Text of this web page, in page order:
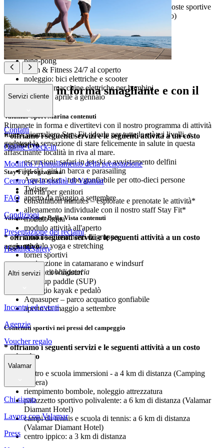
Valamar Sport Park – zona con molteplici proposte sportive
minigolf Terra Magica Adventure (a pagamento)
campi sportivi polifunzionali
basket, calcio e pallamano
beach volley
area giochi per bambini
ping-pong
Gym & Fitness 24/7 al coperto
noleggio: bici elettriche e scooter
noleggio macchine elettriche per bambini
aperto da aprile a gennaio
Valamar Sport Marina contenuti
* offriamo i seguenti servizi e le seguenti attività a un costo
aggiuntivo
escursioni: safari in jet-ski e avvistamento delfini
jet-ski, giri in barca e parasailing
Aquarocket - tubo gonfiabile per otto-dieci persone
Twister
aperto da maggio a settembre
Valamar Sport Bella Vista contenuti
* offriamo i seguenti servizi e le seguenti attività a un costo
aggiuntivo
navigazione in catamarano e windsurf
lezioni di windsurf
stand-up paddle (SUP)
noleggio kayak e pedalò
Aquasuper – parco acquatico gonfiabile
aperto da maggio a settembre
Contenuti sportivi nei pressi del campeggio
* offriamo i seguenti servizi e le seguenti attività a un costo
aggiuntivo
centro e scuola immersioni - a 4 km di distanza (Camping
Orsera)
riempimento bombole, noleggio attrezzatura
palazzetto sportivo polivalente: a 6 km di distanza (Valamar
Diamant Hotel)
campi da tennis e scuola di tennis: a 6 km di distanza
(Valamar Diamant Hotel)
centro ippico: a 3 km di distanza
Rimanete in forma smagliante e con il
Rimanete in forma e divertitevi con il nostro programma di attività
fitness giornaliero Stay Fit, ideale per tutte le età e i livelli, e
godetevi la sensazione di stare felicemente in salute in questa
affascinante località in riva al mare.
Stay Fit programma
attività per genitori
consultation minutes – esplorate e prenotate le attività*
allenamento individuale con il nostro staff Stay Fit*
modulo aqua
modulo attività all'aperto
modulo allenamenti di gruppo
modulo yoga e stretching
tornei sportivi
*prenotazione obbligatoria
Servizi cliente
Contatti
Online Check-in
Modifica / Annullamento della prenotazione
Centro per la qualità di Valamar
FAQ
Condizioni
Presentazione dei reclami
Health&Safety
Altri servizi
Incontri ed eventi
Agenzie
Voucher regalo
Valamar
Chi siamo
Lavora con Valamar
Press